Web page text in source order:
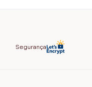
Segurança